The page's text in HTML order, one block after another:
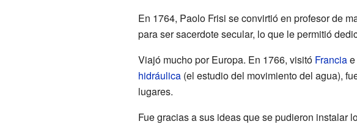
En 1764, Paolo Frisi se convirtió en profesor de
para ser sacerdote secular, lo que le permitió
Viajó mucho por Europa. En 1766, visitó Franciae
hidráulica(el estudio del movimiento del agua),
lugares.
Fue gracias a sus ideas que se pudieron instalar